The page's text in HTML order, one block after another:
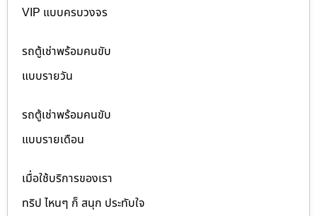
VIP แบบครบวงจร
รถตู้เช่าพร้อมคนขับ
แบบรายวัน
รถตู้เช่าพร้อมคนขับ
แบบรายเดือน
เมื่อใช้บริการของเรา
ทริป ไหนๆ ก็ สนุก ประทับใจ